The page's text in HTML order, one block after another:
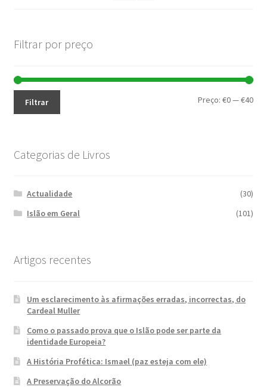
Filtrar por preço
Filtrar Preço:€0—€40
Categorias de Livros
Actualidade
(30)
Islão em Geral
(101)
Artigos recentes
Um esclarecimento às afirmações erradas, incorrectas, do
Cardeal Muller
Como o passado prova que o Islão pode ser parte da
identidade Europeia?
A História Profética: Ismael (paz esteja com ele)
A Preservação do Alcorão